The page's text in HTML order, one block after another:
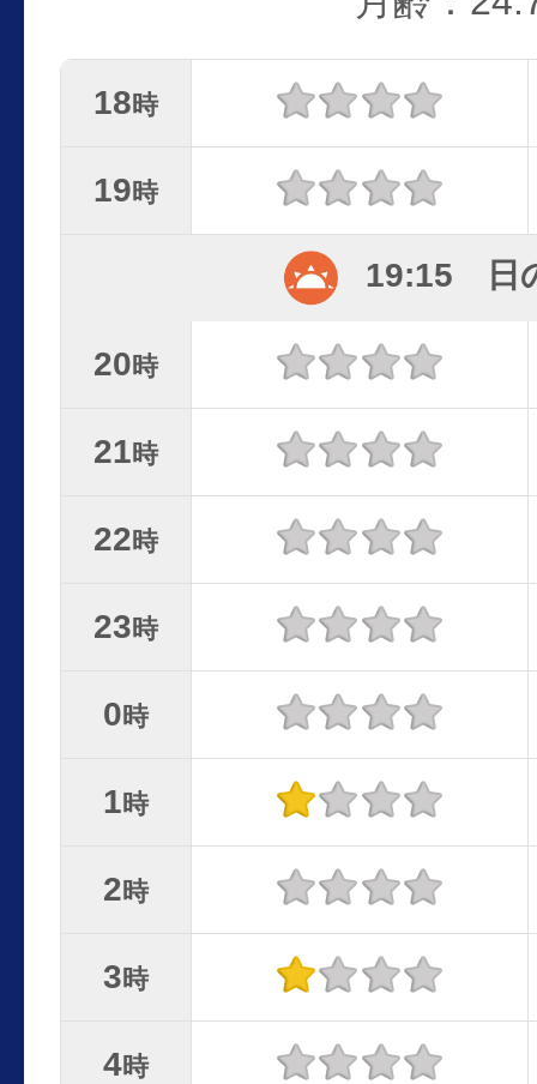
18時
19時
19:15 日
20時
21時
22時
23時
0時
1時
2時
3時
4時